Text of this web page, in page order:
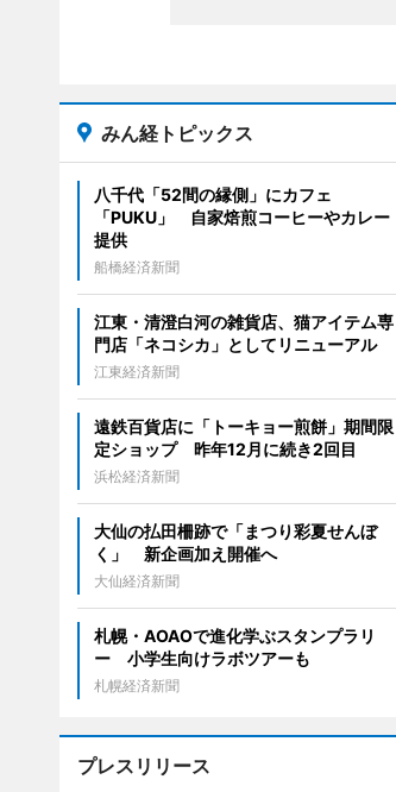
みん経トピックス
八千代「52間の縁側」にカフェ
「PUKU」 自家焙煎コーヒーやカレー
提供
船橋経済新聞
江東・清澄白河の雑貨店、猫アイテム専
門店「ネコシカ」としてリニューアル
江東経済新聞
遠鉄百貨店に「トーキョー煎餅」期間限
定ショップ 昨年12月に続き2回目
浜松経済新聞
大仙の払田柵跡で「まつり彩夏せんぼ
く」 新企画加え開催へ
大仙経済新聞
札幌・AOAOで進化学ぶスタンプラリ
ー 小学生向けラボツアーも
札幌経済新聞
プレスリリース